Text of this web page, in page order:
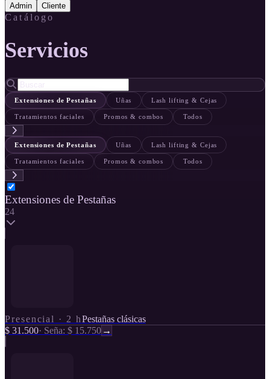
Admin Cliente
Catálogo
Servicios
Extensiones de Pestañas Uñas Lash lifting & Cejas
Tratamientos faciales Promos & combos Todos
Extensiones de Pestañas Uñas Lash lifting & Cejas
Tratamientos faciales Promos & combos Todos
Extensiones de Pestañas
24
Presencial · 2 hPestañas clásicas
$ 31.500· Seña: $ 15.750 →